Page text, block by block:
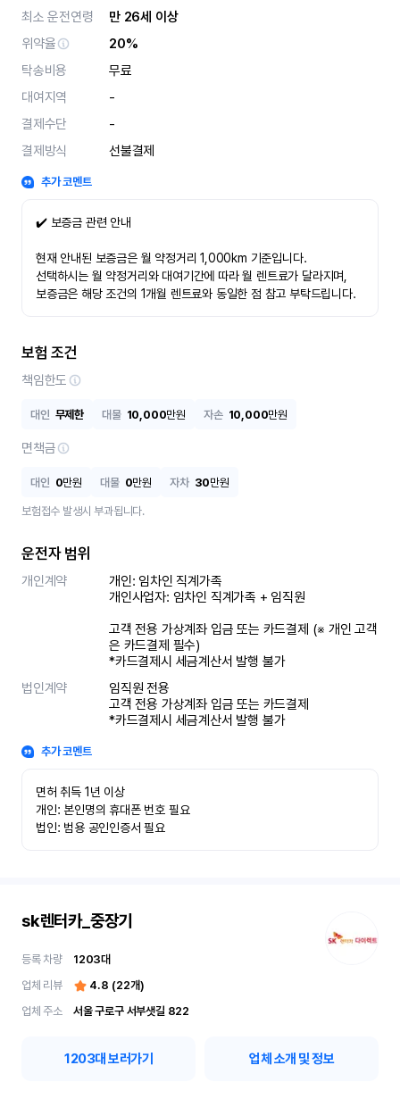
최소 운전연령
만 26세 이상
위약율
20%
탁송비용
무료
대여지역
-
결제수단
-
결제방식
선불결제
추가 코멘트
✔️ 보증금 관련 안내
현재 안내된 보증금은 월 약정거리 1,000km 기준입니다.
선택하시는 월 약정거리와 대여기간에 따라 월 렌트료가 달라지며,
보증금은 해당 조건의 1개월 렌트료와 동일한 점 참고 부탁드립니다.
보험 조건
책임한도
대인 무제한 대물 10,000만원 자손 10,000만원
면책금
대인 0만원 대물 0만원 자차 30만원
보험접수 발생시 부과됩니다.
운전자 범위
개인계약
개인: 임차인 직계가족
개인사업자: 임차인 직계가족 + 임직원
고객 전용 가상계좌 입금 또는 카드결제 (※ 개인 고객
은 카드결제 필수)
*카드결제시 세금계산서 발행 불가
법인계약
임직원 전용
고객 전용 가상계좌 입금 또는 카드결제
*카드결제시 세금계산서 발행 불가
추가 코멘트
면허 취득 1년 이상
개인: 본인명의 휴대폰 번호 필요
법인: 범용 공인인증서 필요
sk렌터카_중장기
등록 차량 1203대
업체 리뷰
4.8 (22개)
업체 주소
서울 구로구 서부샛길 822
1203대 보러가기 업체 소개 및 정보